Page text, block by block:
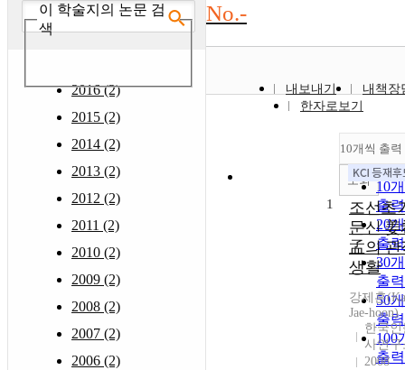
이 학술지의 논문 검
색
2016 (2)
2015 (2)
2014 (2)
2013 (2)
2012 (2)
2011 (2)
2010 (2)
2009 (2)
2008 (2)
2007 (2)
2006 (2)
No.-
내보내기
내책장
한자로보기
10개씩 출력
10
출력
20
출력
30
출력
50
출력
100
출력
조회
1
조선초
문신 姜
孟의 관
생활
강제훈
Jae-hoon)
한국인
사연구
2008